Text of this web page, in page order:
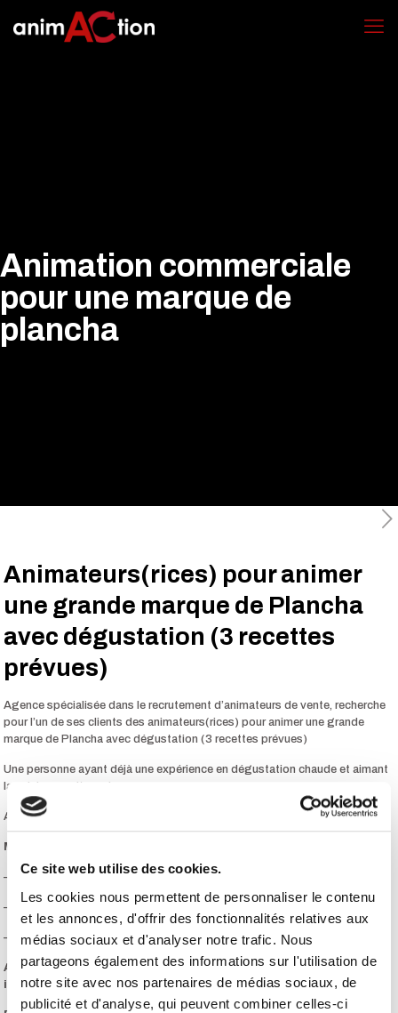
Ce site web utilise des cookies.
Les cookies nous permettent de personnaliser le contenu
et les annonces, d'offrir des fonctionnalités relatives aux
médias sociaux et d'analyser notre trafic. Nous
partageons également des informations sur l'utilisation de
notre site avec nos partenaires de médias sociaux, de
publicité et d'analyse, qui peuvent combiner celles-ci
Animation commerciale
pour une marque de
plancha
Animateurs(rices) pour animer
une grande marque de Plancha
avec dégustation (3 recettes
prévues)
Agence spécialisée dans le recrutement d’animateurs de vente, recherche
pour l’un de ses clients des animateurs(rices) pour animer une grande
marque de Plancha avec dégustation (3 recettes prévues)
Une personne ayant déjà une expérience en dégustation chaude et aimant
la cuisine serait un plus.
Animation commerciale réalisé en grande surface bricolage.
Mission :
– Renseigner les clients.
– Assurer le lancement, la promotion et la vente de produit.
– Rédaction de compte-rendu d’animation.
Aisance dans ce secteur et aptitudes commerciales
indispensables.